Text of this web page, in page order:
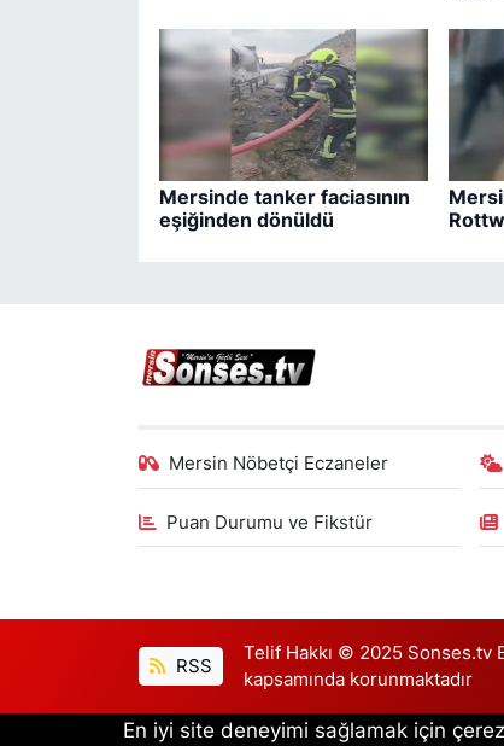
Mersinde tanker faciasının
eşiğinden dönüldü
Mersin Nöbetçi Eczaneler
Puan Durumu ve Fikstür
RSS
Telif Hakkı © 2025 Sonses.tv
kapsamında korunmaktadır
En iyi site deneyimi sağlamak için